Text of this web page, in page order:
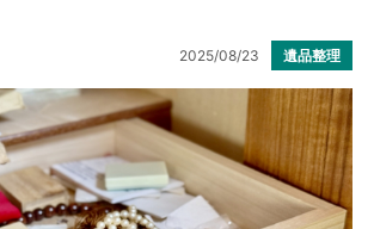
2025/08/23 遺品整理